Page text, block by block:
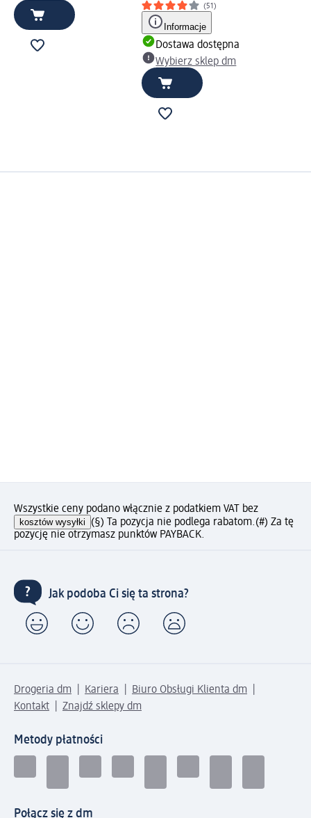
(51)
Informacje
Dostawa dostępna
Wybierz sklep dm
Wszystkie ceny podano włącznie z podatkiem VAT bez
kosztów wysyłki (§) Ta pozycja nie podlega rabatom.(#) Za tę
pozycję nie otrzymasz punktów PAYBACK.
Jak podoba Ci się ta strona?
Drogeria dm Kariera
Biuro Obsługi Klienta dm
Kontakt
Znajdź sklepy dm
Metody płatności
Połącz się z dm